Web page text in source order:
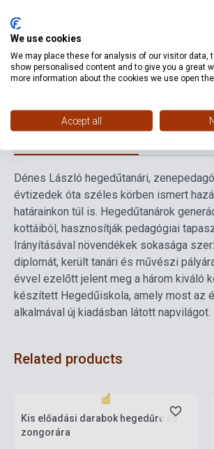
Date of publication
Format Sheet Music
Language -
Detailed description Related links
Dénes László hegedűtanári,
évtizedek óta széles körben ismert
határainkon túl is. Hegedűtanárok
kottáiból, hasznosítják pedagógiai
Irányításával növendékek sokasága
diplomát, került tanári és művészi
évvel ezelőtt jelent meg a három kiváló
készített Hegedűiskola, amely most az
alkalmával új kiadásban látott napvilágot.
Related products
Kis előadási darabok hegedűre és
zongorára
We use cookies
We may place these for analysis of our visitor data,
show personalised content and to give you a great
more information about the cookies we use open
Accept all